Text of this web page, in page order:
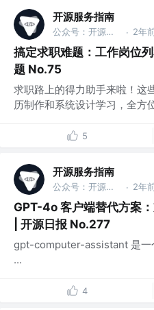
开源服务指南
公众号：开源服务指南 · 2年
搞定求职难题：工作岗位
题 No.75
求职路上的得力助手来啦！这
历制作和系统设计学习，全方
5
开源服务指南
公众号：开源服务指南 · 2年
GPT-4o 客户端替代方案
| 开源日报 No.277
gpt-computer-assistant 是一
...
4